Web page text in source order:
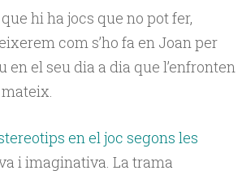
hi ha jocs que no pot fer,
com s’ho fa en Joan per
el seu dia a dia que l’enfronten
en el joc segons les
i imaginativa. La trama